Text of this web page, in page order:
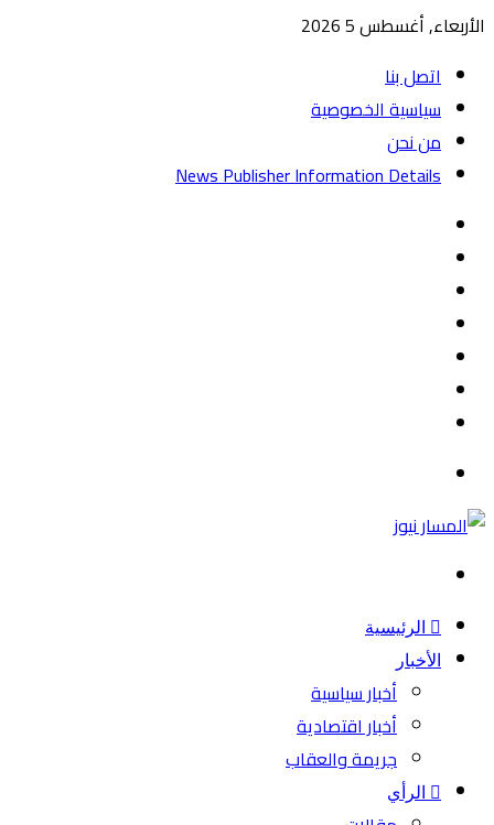
الأربعاء, أغسطس 5 2026
اتصل بنا
سياسية الخصوصية
من نحن
News Publisher Information Details
الرئيسية
الأخبار
أخبار سياسية
أخبار اقتصادية
جريمة والعقاب
الرأي